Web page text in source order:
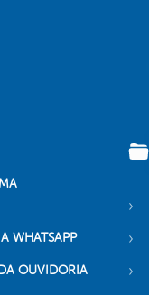
WHATSAPP
OUVIDORIA